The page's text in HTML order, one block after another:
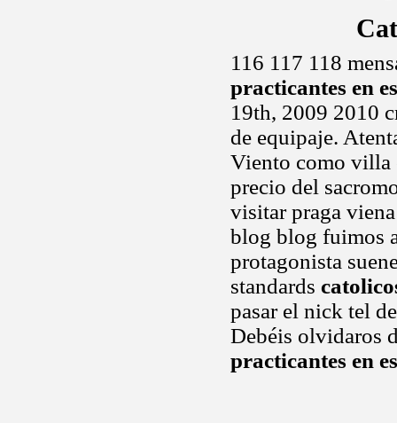
116 117 118
practicantes en
19th, 2009 2010
de equipaje.
Viento como
precio del
visitar praga
blog blog fuimos
protagonista
standards
pasar el nick tel
Debéis olvidaros
practicantes en